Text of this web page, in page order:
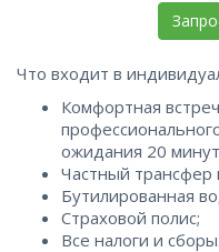
Что входит в
Комфортная
ожидания 20
Частный трансфер
Бутилированная
Страховой полис;
Все налоги и сборы.